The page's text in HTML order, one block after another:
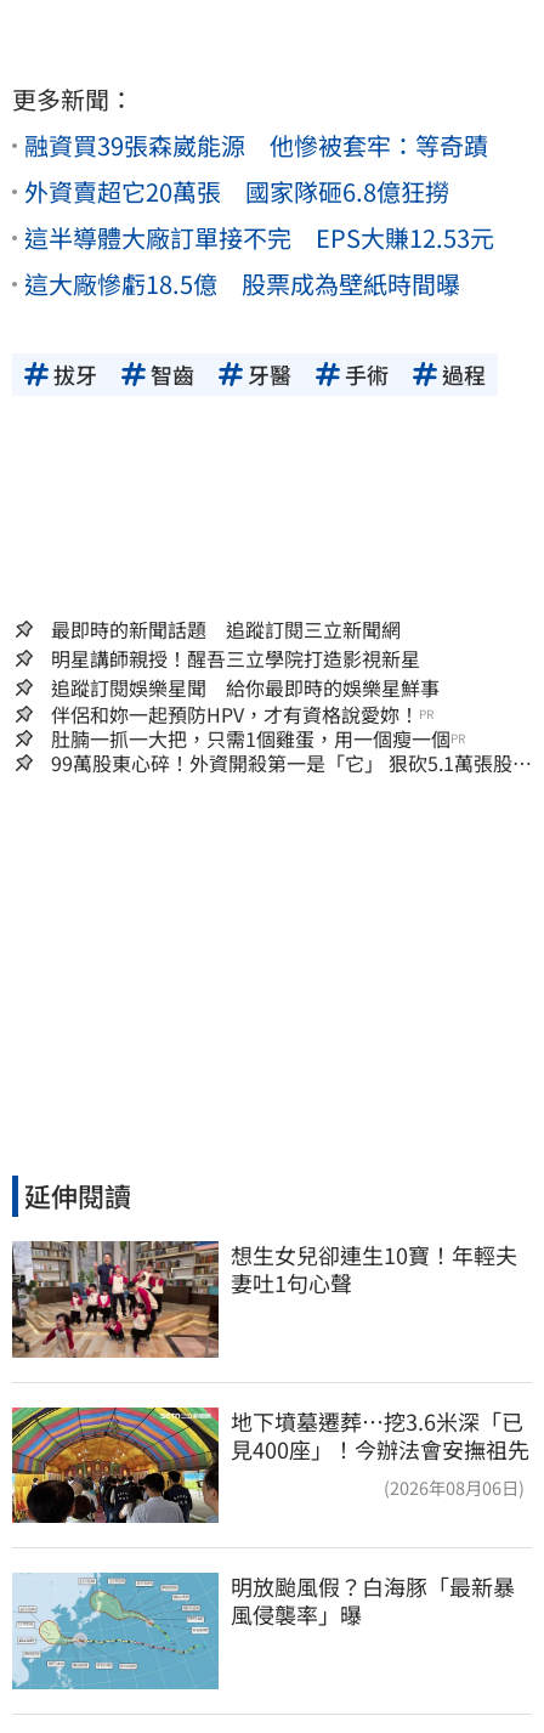
更多新聞：
融資買39張森崴能源 他慘被套牢：等奇蹟
外資賣超它20萬張 國家隊砸6.8億狂撈
這半導體大廠訂單接不完 EPS大賺12.53元
這大廠慘虧18.5億 股票成為壁紙時間曝
拔牙 智齒 牙醫 手術 過程
最即時的新聞話題 追蹤訂閱三立新聞網
明星講師親授！醒吾三立學院打造影視新星
追蹤訂閱娛樂星聞 給你最即時的娛樂星鮮事
伴侶和妳一起預防HPV，才有資格說愛妳！ PR
肚腩一抓一大把，只需1個雞蛋，用一個瘦一個PR
99萬股東心碎！外資開殺第一是「它」 狠砍5.1萬張股價
延伸閱讀
想生女兒卻連生10寶！年輕夫
妻吐1句心聲
地下墳墓遷葬…挖3.6米深「已
見400座」！今辦法會安撫祖先
(2026年08月06日)
明放颱風假？白海豚「最新暴
風侵襲率」曝